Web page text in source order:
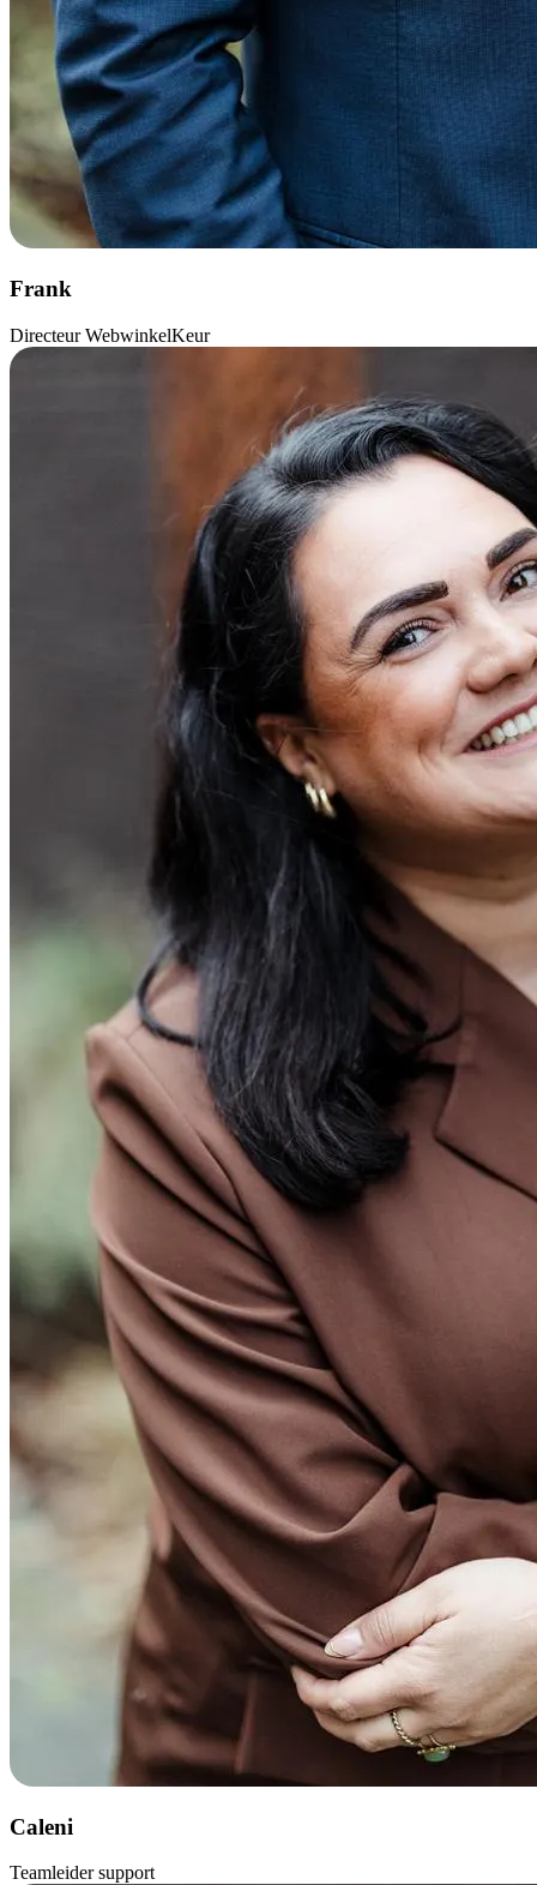
Frank
Directeur WebwinkelKeur
Caleni
Teamleider support